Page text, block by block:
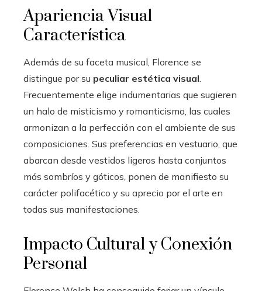
Apariencia Visual
Característica
Además de su faceta musical, Florence se
distingue por su peculiar estética visual
Frecuentemente elige indumentarias que sugieren
un halo de misticismo y romanticismo, las cuales
armonizan a la perfección con el ambiente de sus
composiciones. Sus preferencias en vestuario, que
abarcan desde vestidos ligeros hasta conjuntos
más sombríos y góticos, ponen de manifiesto su
carácter polifacético y su aprecio por el arte en
todas sus manifestaciones.
Impacto Cultural y Conexión
Personal